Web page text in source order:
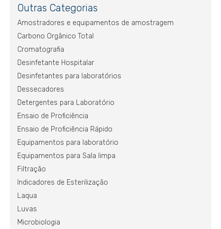
Outras Categorias
Amostradores e equipamentos de amostragem
Carbono Orgânico Total
Cromatografia
Desinfetante Hospitalar
Desinfetantes para laboratórios
Dessecadores
Detergentes para Laboratório
Ensaio de Proficiência
Ensaio de Proficiência Rápido
Equipamentos para laboratório
Equipamentos para Sala limpa
Filtração
Indicadores de Esterilização
Laqua
Luvas
Microbiologia